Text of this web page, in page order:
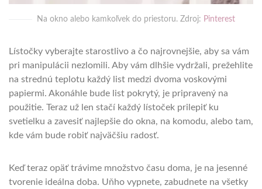
Na okno alebo kamkoľvek do priestoru. Zdroj: Pinterest
Lístočky vyberajte starostlivo a čo najrovnejšie, aby sa vám
pri manipulácii nezlomili. Aby vám dlhšie vydržali, prežehlite
na strednú teplotu každý list medzi dvoma voskovými
papiermi. Akonáhle bude list pokrytý, je pripravený na
použitie. Teraz už len stačí každý lístoček prilepiť ku
svetielku a zavesiť najlepšie do okna, na komodu, alebo tam,
kde vám bude robiť najväčšiu radosť.
Keď teraz opäť trávime množstvo času doma, je na jesenné
tvorenie ideálna doba. Uňho vypnete, zabudnete na všetky